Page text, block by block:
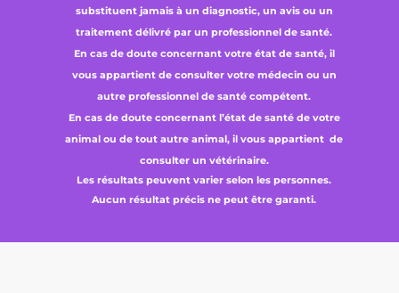
substituent jamais à un diagnostic, un avis ou un
traitement délivré par un professionnel de santé.
En cas de doute concernant votre état de santé, il
vous appartient de consulter votre médecin ou un
autre professionnel de santé compétent.
En cas de doute concernant l’état de santé de votre
animal ou de tout autre animal, il vous appartient de
consulter un vétérinaire.
Les résultats peuvent varier selon les personnes.
Aucun résultat précis ne peut être garanti.